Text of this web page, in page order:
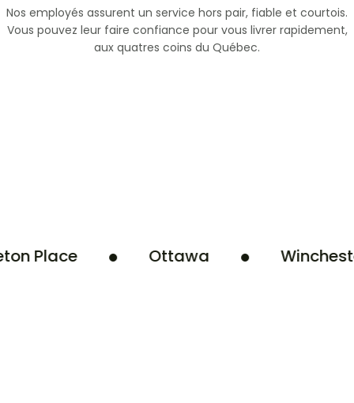
Nos employés assurent un service hors pair, fiable et courtois.
Vous pouvez leur faire confiance pour vous livrer rapidement,
aux quatres coins du Québec.
Ottawa Winchester